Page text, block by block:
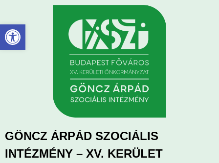
Eszköztár megnyitása
GÖNCZ ÁRPÁD SZOCIÁLIS
INTÉZMÉNY – XV. KERÜLET